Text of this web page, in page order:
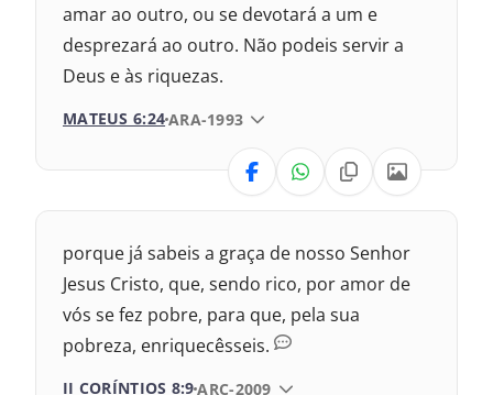
2017 – Nova Almeida Atualizada
2009 – Almeida Revisada e Corrigida
1969 – Almeida Revisada e Corrigida
amar ao outro, ou se devotará a um e
desprezará ao outro. Não podeis servir a
Deus e às riquezas.
MATEUS 6:24 VERSÃO DA BÍBLIA
ARA-1993
VERSÃO
Nova Versão Internacional
2017 – Nova Almeida Atualizada
2009 – Almeida Revisada e Corrigida
porque já sabeis a graça de nosso Senhor
Jesus Cristo, que, sendo rico, por amor de
vós se fez pobre, para que, pela sua
pobreza, enriquecêsseis.
II CORÍNTIOS 8:9 VERSÃO DA BÍBLIA
ARC-2009